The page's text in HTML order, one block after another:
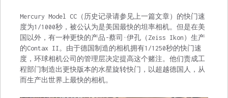
Mercury Model CC（历史记录请参见上一篇文章）的快门速
度为1/1000秒，被公认为是美国最快的坦率相机。但是在美
国以外，有一种更快的产品-蔡司·伊孔（Zeiss Ikon）生产
的Contax II。由于德国制造的相机拥有1/1250秒的快门速
度，环球相机公司的管理层决定提高这个赌注。他们责成工
程部门制造出更快版本的水星旋转快门，以超越德国人，从
而生产出世界上最快的相机。